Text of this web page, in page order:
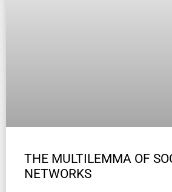
THE MULTILEMMA OF
NETWORKS